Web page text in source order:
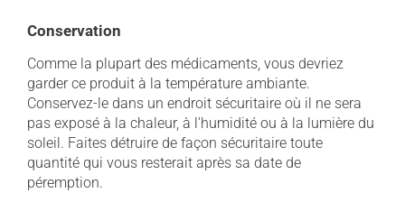
Conservation
Comme la plupart des médicaments, vous devriez
garder ce produit à la température ambiante.
Conservez-le dans un endroit sécuritaire où il ne sera
pas exposé à la chaleur, à l'humidité ou à la lumière du
soleil. Faites détruire de façon sécuritaire toute
quantité qui vous resterait après sa date de
péremption.